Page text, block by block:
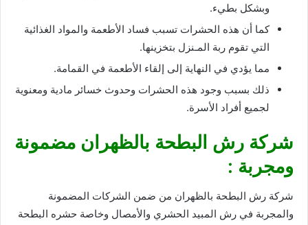
وبشكل بطيء.
كما أن هذه الحشرات تسبب فساد الأطعمة والمواد الغذائية
التي تقوم ربة المـنزل بتخزينها.
مما يؤدي في النهاية إلى إلقاء الأطعمة في القمامة.
ذلك بسبب وجود هذه الحشرات وحدوث خسائر مادية ومعنوية
لجميع أفراد الأسرة.
شركة رش البطحة بالظهران مضمونة
ومجربة :
شركة رش البطحة بالظهران من ضمن الشركات المضمونة
والمجربة في رش المبيد الحشري والأمصال وخاصة حشره البطحة